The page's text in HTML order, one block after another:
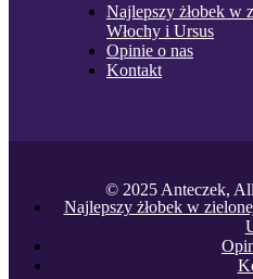
Najlepszy żłobek w
Włochy i Ursus
Opinie o nas
Kontakt
© 2025 Anteczek,
Najlepszy żłobek w